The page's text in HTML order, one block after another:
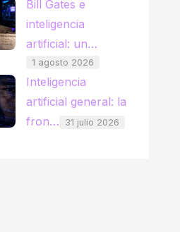
Bill Gates e
inteligencia
artificial: un…
1 agosto 2026
Inteligencia
artificial general: la
fron…
31 julio 2026